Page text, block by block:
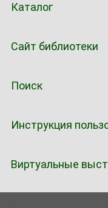
Каталог
Сайт библиотеки
Поиск
Инструкция
Виртуальные